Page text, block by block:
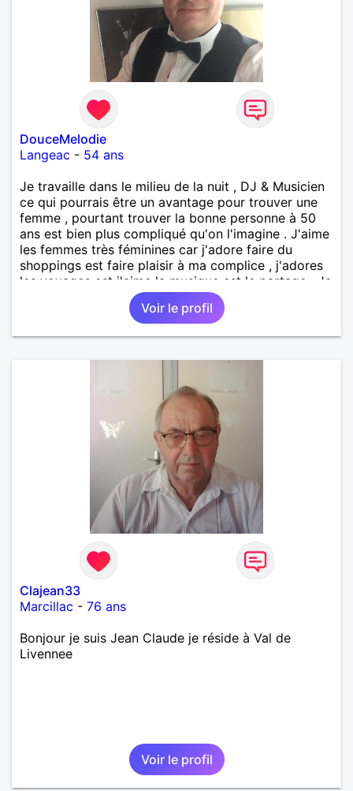
DouceMelodie
Langeac - 54 ans
Je travaille dans le milieu de la nuit , DJ & Musicien
ce qui pourrais être un avantage pour trouver une
femme , pourtant trouver la bonne personne à 50
ans est bien plus compliqué qu'on l'imagine . J'aime
les femmes très féminines car j'adore faire du
shoppings est faire plaisir à ma complice , j'adores
les voyages est j'aime la musique est le partage . Je
vie en haute loire ( langeac ) J'étais très sportif
mais la vie est mais responsabilité de papa mon
éloigné du sport , j'aimerai mi remettre ( vélo -
Voir le profil
Clajean33
Marcillac - 76 ans
Bonjour je suis Jean Claude je réside à Val de
Livennee
Voir le profil